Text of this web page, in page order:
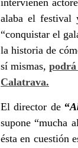
alaba el festival
“conquistar el
la historia de
sí mismas,podrá
Calatrava.
El director de “
supone“mucha
ésta en cuestión